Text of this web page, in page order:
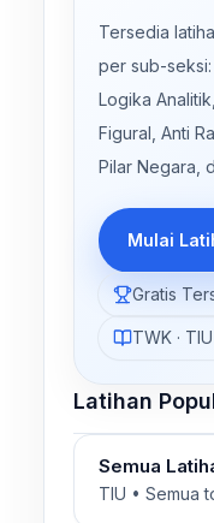
Tersedia
per sub-seksi:
Logika
Figural, Anti
Pilar Negara,
Mulai
Gratis
TWK ·
Latihan
Semua
TIU • Semua